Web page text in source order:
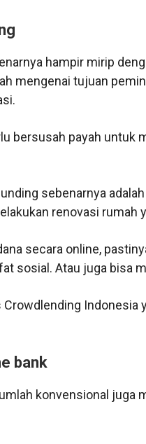
hampir mirip
mengenai tujuan
bersusah payah
sebenarnya
renovasi rumah
secara online,
sosial. Atau juga bisa
Indonesia
bank
konvensional juga